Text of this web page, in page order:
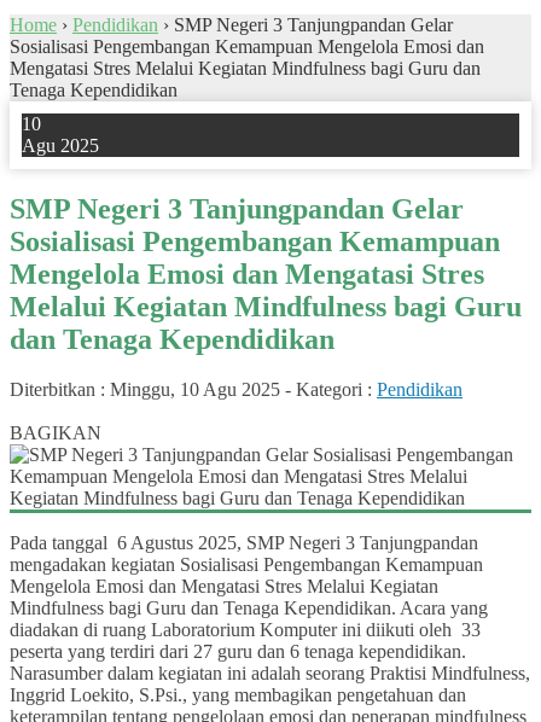
Home › Pendidikan › SMP Negeri 3 Tanjungpandan Gelar
Sosialisasi Pengembangan Kemampuan Mengelola Emosi dan
Mengatasi Stres Melalui Kegiatan Mindfulness bagi Guru dan
Tenaga Kependidikan
10
Agu 2025
SMP Negeri 3 Tanjungpandan Gelar
Sosialisasi Pengembangan Kemampuan
Mengelola Emosi dan Mengatasi Stres
Melalui Kegiatan Mindfulness bagi Guru
dan Tenaga Kependidikan
Diterbitkan : Minggu, 10 Agu 2025 - Kategori : Pendidikan
BAGIKAN
Pada tanggal 6 Agustus 2025, SMP Negeri 3 Tanjungpandan
mengadakan kegiatan Sosialisasi Pengembangan Kemampuan
Mengelola Emosi dan Mengatasi Stres Melalui Kegiatan
Mindfulness bagi Guru dan Tenaga Kependidikan. Acara yang
diadakan di ruang Laboratorium Komputer ini diikuti oleh 33
peserta yang terdiri dari 27 guru dan 6 tenaga kependidikan.
Narasumber dalam kegiatan ini adalah seorang Praktisi Mindfulness,
Inggrid Loekito, S.Psi., yang membagikan pengetahuan dan
keterampilan tentang pengelolaan emosi dan penerapan mindfulness